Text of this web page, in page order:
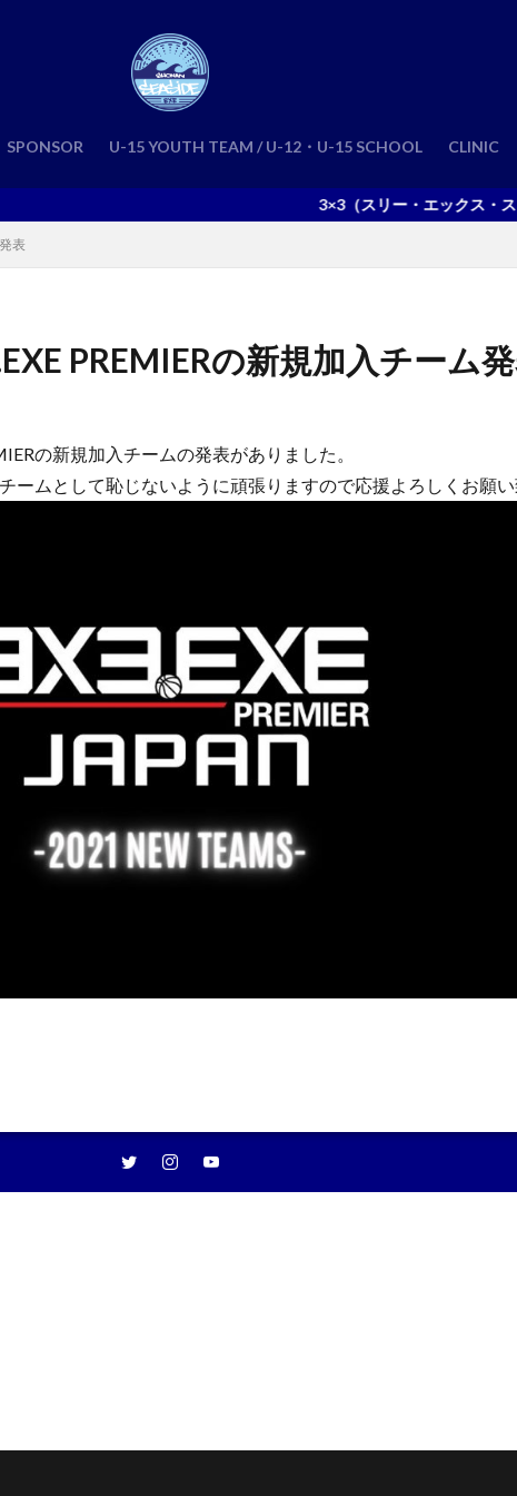
SPONSOR U-15 YOUTH TEAM / U-12・U-15 SCHOOL CLINIC
3×3（スリー・エックス・スリ
表
PREMIERの新規加入チーム
の新規加入チームの発表がありました。
ームとして恥じないように頑張りますので応援よろしくお願い